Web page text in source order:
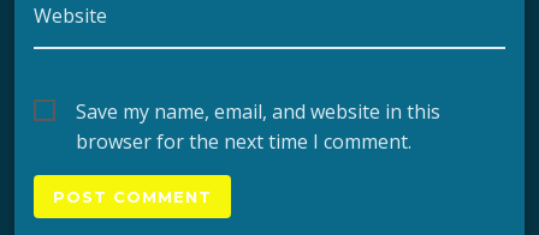
Website
Save my name, email, and website in this
browser for the next time I comment.